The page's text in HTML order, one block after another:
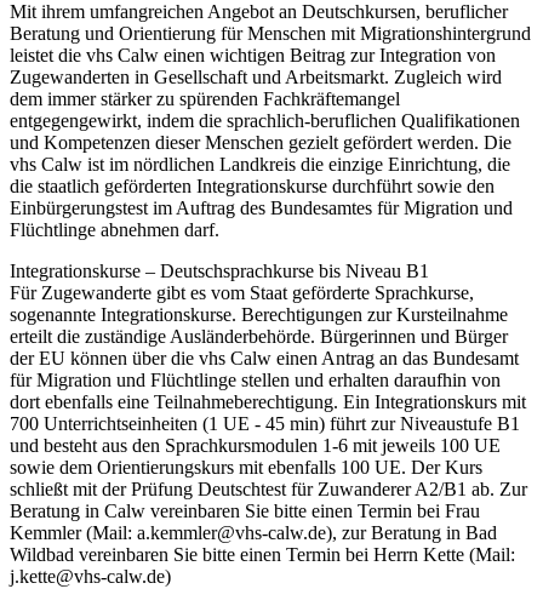
Mit ihrem umfangreichen Angebot an Deutschkursen, beruflicher
Beratung und Orientierung für Menschen mit Migrationshintergrund
leistet die vhs Calw einen wichtigen Beitrag zur Integration von
Zugewanderten in Gesellschaft und Arbeitsmarkt. Zugleich wird
dem immer stärker zu spürenden Fachkräftemangel
entgegengewirkt, indem die sprachlich-beruflichen Qualifikationen
und Kompetenzen dieser Menschen gezielt gefördert werden. Die
vhs Calw ist im nördlichen Landkreis die einzige Einrichtung, die
die staatlich geförderten Integrationskurse durchführt sowie den
Einbürgerungstest im Auftrag des Bundesamtes für Migration und
Flüchtlinge abnehmen darf.
Integrationskurse – Deutschsprachkurse bis Niveau B1
Für Zugewanderte gibt es vom Staat geförderte Sprachkurse,
sogenannte Integrationskurse. Berechtigungen zur Kursteilnahme
erteilt die zuständige Ausländerbehörde. Bürgerinnen und Bürger
der EU können über die vhs Calw einen Antrag an das Bundesamt
für Migration und Flüchtlinge stellen und erhalten daraufhin von
dort ebenfalls eine Teilnahmeberechtigung. Ein Integrationskurs mit
700 Unterrichtseinheiten (1 UE - 45 min) führt zur Niveaustufe B1
und besteht aus den Sprachkursmodulen 1-6 mit jeweils 100 UE
sowie dem Orientierungskurs mit ebenfalls 100 UE. Der Kurs
schließt mit der Prüfung Deutschtest für Zuwanderer A2/B1 ab. Zur
Beratung in Calw vereinbaren Sie bitte einen Termin bei Frau
Kemmler (Mail: a.kemmler@vhs-calw.de), zur Beratung in Bad
Wildbad vereinbaren Sie bitte einen Termin bei Herrn Kette (Mail:
j.kette@vhs-calw.de)